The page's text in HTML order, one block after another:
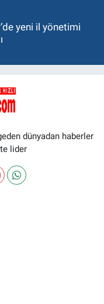
yeni il yönetimi
dünyadan haberler
lider